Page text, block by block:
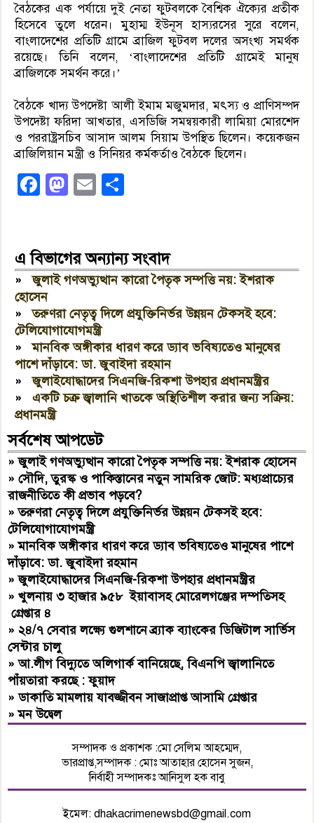
বৈঠকের এক পর্যায়ে দুই নেতা ফুটবলকে বৈশ্বিক ঐক্যের প্রতীক
হিসেবে তুলে ধরেন। মুহাম্ম ইউনূস হাস্যরসের সুরে বলেন,
বাংলাদেশের প্রতিটি গ্রামে ব্রাজিল ফুটবল দলের অসংখ্য সমর্থক
রয়েছে। তিনি বলেন, ‘বাংলাদেশের প্রতিটি গ্রামেই মানুষ
ব্রাজিলকে সমর্থন করে।’
বৈঠকে খাদ্য উপদেষ্টা আলী ইমাম মজুমদার, মৎস্য ও প্রাণিসম্পদ
উপদেষ্টা ফরিদা আখতার, এসডিজি সমন্বয়কারী লামিয়া মোরশেদ
ও পররাষ্ট্রসচিব আসাদ আলম সিয়াম উপস্থিত ছিলেন। কয়েকজন
ব্রাজিলিয়ান মন্ত্রী ও সিনিয়র কর্মকর্তাও বৈঠকে ছিলেন।
Facebook
Mastodon
Email
এ বিভাগের অন্যান্য সংবাদ
»জুলাই গণঅভ্যুত্থান কারো পৈতৃক সম্পত্তি নয়: ইশরাক
হোসেন
»তরুণরা নেতৃত্ব দিলে প্রযুক্তিনির্ভর উন্নয়ন টেকসই হবে:
টেলিযোগাযোগমন্ত্রী
»মানবিক অঙ্গীকার ধারণ করে ড্যাব ভবিষ্যতেও মানুষের
পাশে দাঁড়াবে: ডা. জুবাইদা রহমান
»জুলাইযোদ্ধাদের সিএনজি-রিকশা উপহার প্রধানমন্ত্রীর
»একটি চক্র জ্বালানি খাতকে অস্থিতিশীল করার জন্য সক্রিয়:
প্রধানমন্ত্রী
সর্বশেষ আপডেট
»জুলাই গণঅভ্যুত্থান কারো পৈতৃক সম্পত্তি নয়: ইশরাক হোসেন
»সৌদি, তুরস্ক ও পাকিস্তানের নতুন সামরিক জোট: মধ্যপ্রাচ্যের
রাজনীতিতে কী প্রভাব পড়বে?
»তরুণরা নেতৃত্ব দিলে প্রযুক্তিনির্ভর উন্নয়ন টেকসই হবে:
টেলিযোগাযোগমন্ত্রী
»মানবিক অঙ্গীকার ধারণ করে ড্যাব ভবিষ্যতেও মানুষের পাশে
দাঁড়াবে: ডা. জুবাইদা রহমান
»জুলাইযোদ্ধাদের সিএনজি-রিকশা উপহার প্রধানমন্ত্রীর
»খুলনায় ৩ হাজার ৯৫৮ ইয়াবাসহ মোরেলগঞ্জের দম্পতিসহ
গ্রেপ্তার ৪
»২৪/৭ সেবার লক্ষ্যে গুলশানে ব্র্যাক ব্যাংকের ডিজিটাল সার্ভিস
সেন্টার চালু
»আ.লীগ বিদ্যুতে অলিগার্ক বানিয়েছে, বিএনপি জ্বালানিতে
পাঁয়তারা করছে : ফুয়াদ
»ডাকাতি মামলায় যাবজ্জীবন সাজাপ্রাপ্ত আসামি গ্রেপ্তার
»মন উদ্বেল
সম্পাদক ও প্রকাশক :মো সেলিম আহম্মেদ,
ভারপ্রাপ্ত,সম্পাদক : মোঃ আতাহার হোসেন সুজন,
নির্বাহী সম্পাদকঃ আনিসুল হক বাবু
ইমেল: dhakacrimenewsbd@gmail.com